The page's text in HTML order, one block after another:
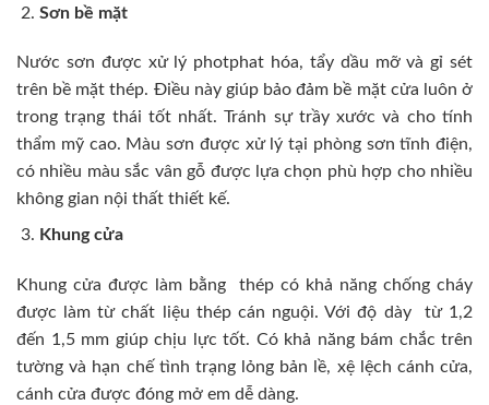
Sơn bề mặt
Nước sơn được xử lý photphat hóa, tẩy dầu mỡ và gỉ sét
trên bề mặt thép. Điều này giúp bảo đảm bề mặt cửa luôn ở
trong trạng thái tốt nhất. Tránh sự trầy xước và cho tính
thẩm mỹ cao. Màu sơn được xử lý tại phòng sơn tĩnh điện,
có nhiều màu sắc vân gỗ được lựa chọn phù hợp cho nhiều
không gian nội thất thiết kế.
Khung cửa
Khung cửa được làm bằng thép có khả năng chống cháy
được làm từ chất liệu thép cán nguội. Với độ dày từ 1,2
đến 1,5 mm giúp chịu lực tốt. Có khả năng bám chắc trên
tường và hạn chế tình trạng lỏng bản lề, xệ lệch cánh cửa,
cánh cửa được đóng mở em dễ dàng.